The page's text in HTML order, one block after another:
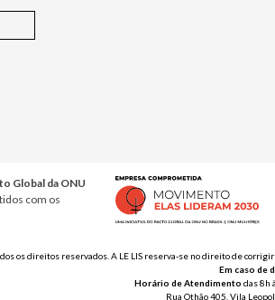
Global da ONU
com os
os direitos reservados. A LE LIS reserva-se no direito de
Em caso de
Horário de Atendimento das 8h
Rua Othão 405, Vila